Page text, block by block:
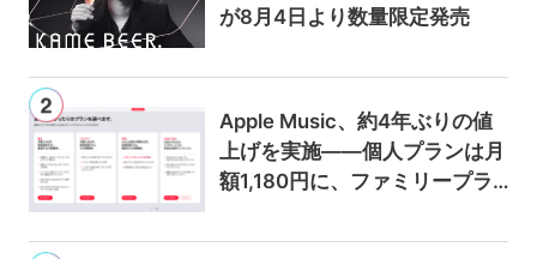
が8月4日より数量限定発売
Apple Music、約4年ぶりの値
上げを実施——個人プランは月
額1,180円に、ファミリープラ